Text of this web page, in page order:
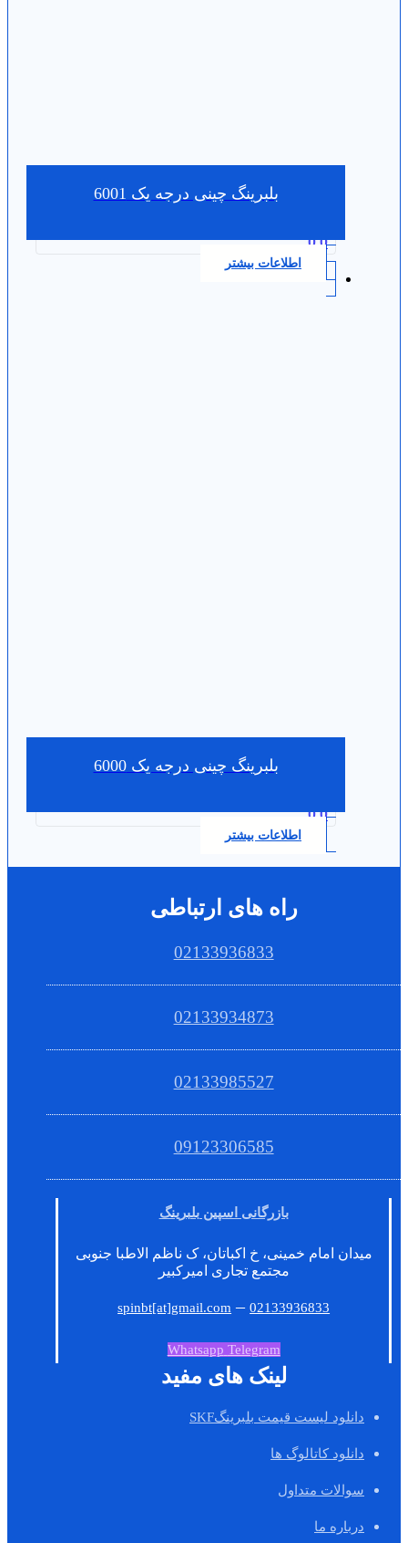
بلبرینگ چینی درجه یک 6001
0.0
اطلاعات بیشتر
بلبرینگ چینی درجه یک 6000
0.0
اطلاعات بیشتر
راه های ارتباطی
02133936833
02133934873
02133985527
09123306585
بازرگانی اسپین بلبرینگ
میدان امام خمینی، خ اکباتان، ک ناظم الاطبا جنوبی
مجتمع تجاری امیرکبیر
spinbt[at]gmail.com –02133936833
Whatsapp Telegram
لینک های مفید
دانلود لیست قیمت بلبرینگSKF
دانلود کاتالوگ ها
سوالات متداول
درباره ما